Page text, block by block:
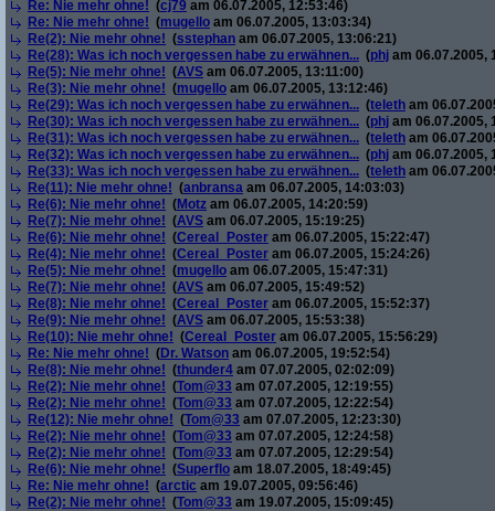
Re: Nie mehr ohne! (cj79 am 06.07.2005, 12:53:46)
Re: Nie mehr ohne! (mugello am 06.07.2005, 13:03:34)
Re(2): Nie mehr ohne! (sstephan am 06.07.2005, 13:06:21)
Re(28): Was ich noch vergessen habe zu erwähnen... (phj am 06.07.2005,
Re(5): Nie mehr ohne! (AVS am 06.07.2005, 13:11:00)
Re(3): Nie mehr ohne! (mugello am 06.07.2005, 13:12:46)
Re(29): Was ich noch vergessen habe zu erwähnen... (teleth am
Re(30): Was ich noch vergessen habe zu erwähnen... (phj am 06.07.2005,
Re(31): Was ich noch vergessen habe zu erwähnen... (teleth am
Re(32): Was ich noch vergessen habe zu erwähnen... (phj am 06.07.2005,
Re(33): Was ich noch vergessen habe zu erwähnen... (teleth am
Re(11): Nie mehr ohne! (anbransa am 06.07.2005, 14:03:03)
Re(6): Nie mehr ohne! (Motz am 06.07.2005, 14:20:59)
Re(7): Nie mehr ohne! (AVS am 06.07.2005, 15:19:25)
Re(6): Nie mehr ohne! (Cereal_Poster am 06.07.2005, 15:22:47)
Re(4): Nie mehr ohne! (Cereal_Poster am 06.07.2005, 15:24:26)
Re(5): Nie mehr ohne! (mugello am 06.07.2005, 15:47:31)
Re(7): Nie mehr ohne! (AVS am 06.07.2005, 15:49:52)
Re(8): Nie mehr ohne! (Cereal_Poster am 06.07.2005, 15:52:37)
Re(9): Nie mehr ohne! (AVS am 06.07.2005, 15:53:38)
Re(10): Nie mehr ohne! (Cereal_Poster am 06.07.2005, 15:56:29)
Re: Nie mehr ohne! (Dr. Watson am 06.07.2005, 19:52:54)
Re(8): Nie mehr ohne! (thunder4 am 07.07.2005, 02:02:09)
Re(2): Nie mehr ohne! (Tom@33 am 07.07.2005, 12:19:55)
Re(2): Nie mehr ohne! (Tom@33 am 07.07.2005, 12:22:54)
Re(12): Nie mehr ohne! (Tom@33 am 07.07.2005, 12:23:30)
Re(2): Nie mehr ohne! (Tom@33 am 07.07.2005, 12:24:58)
Re(2): Nie mehr ohne! (Tom@33 am 07.07.2005, 12:29:54)
Re(6): Nie mehr ohne! (Superflo am 18.07.2005, 18:49:45)
Re: Nie mehr ohne! (arctic am 19.07.2005, 09:56:46)
Re(2): Nie mehr ohne! (Tom@33 am 19.07.2005, 15:09:45)